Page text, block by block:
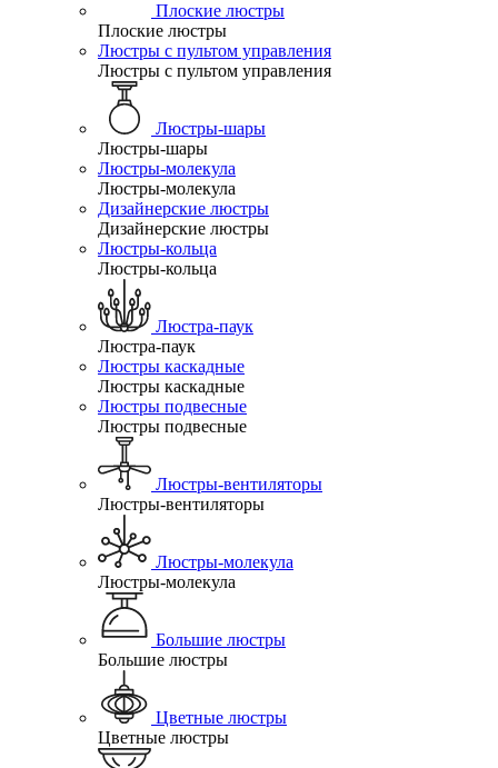
Плоские люстры
Плоские люстры
Люстры с пультом управления
Люстры с пультом управления
Люстры-шары
Люстры-шары
Люстры-молекула
Люстры-молекула
Дизайнерские люстры
Дизайнерские люстры
Люстры-кольца
Люстры-кольца
Люстра-паук
Люстра-паук
Люстры каскадные
Люстры каскадные
Люстры подвесные
Люстры подвесные
Люстры-вентиляторы
Люстры-вентиляторы
Люстры-молекула
Люстры-молекула
Большие люстры
Большие люстры
Цветные люстры
Цветные люстры